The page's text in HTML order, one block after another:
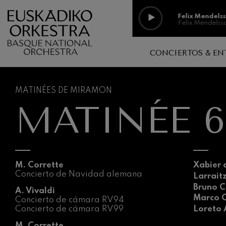
CONCIERTOS &
Conciertos en Familia
Centros educativos
Música sin exclusiones
En
Vídeos
Galerías de
MATINÉES DE MIRAMON
MATINÉE
M. Corrette
Concierto de Navidad alemana
A. Vivaldi
Concierto de cámara RV94
Concierto de cámara RV99
Xabier
Bruno
Marco
Loreto
Felix
Felix
Felix
Johann
Johann
O. Respighi
O. Respighi:
O. Respighi
R.